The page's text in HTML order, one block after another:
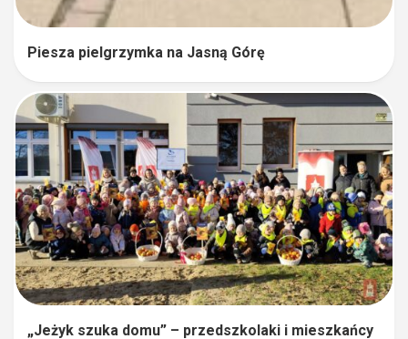
Piesza pielgrzymka na Jasną Górę
„Jeżyk szuka domu” – przedszkolaki i mieszkańcy